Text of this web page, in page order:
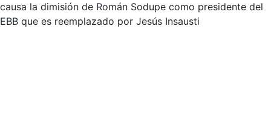
causa la dimisión de Román Sodupe como presidente del
EBB que es reemplazado por Jesús Insausti